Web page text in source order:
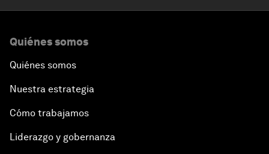
Quiénes somos
Quiénes somos
Nuestra estrategia
Cómo trabajamos
Liderazgo y gobernanza